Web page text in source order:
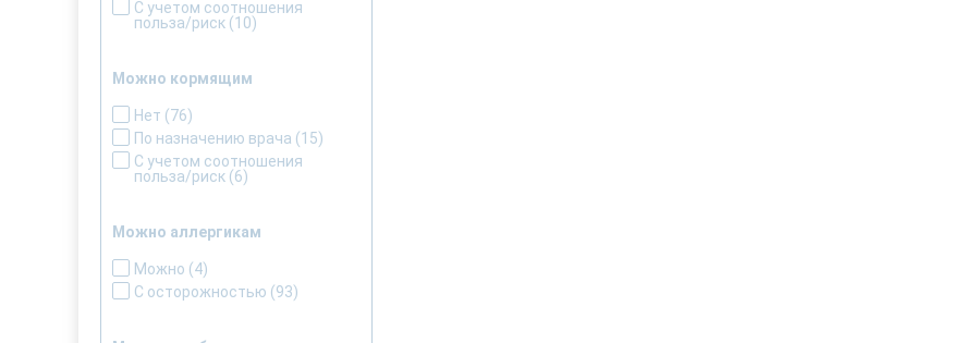
С учетом соотношения
польза/риск (10)
Можно кормящим
Нет (76)
По назначению врача (15)
С учетом соотношения
польза/риск (6)
Можно аллергикам
Можно (4)
С осторожностью (93)